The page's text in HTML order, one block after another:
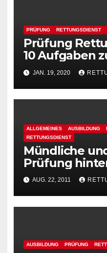
PRÜFUNG RETTUNGSDIENST
Prüfung
10 Aufgaben
JAN. 19, 2020
ALLGEMEINES AUSBILDUNG
RETTUNGSDIENST
Mündliche
Prüfung
AUG. 22, 2011
AUSBILDUNG PRÜFUNG